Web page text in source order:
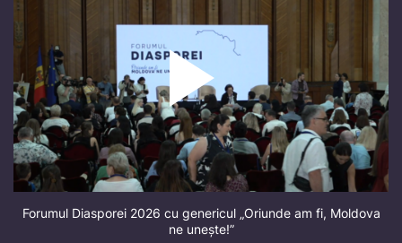
Forumul Diasporei 2026 cu genericul „Oriunde am fi, Moldova
ne unește!”